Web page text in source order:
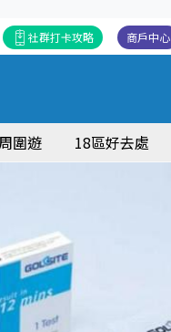
商戶中心
社群打卡攻略
圍遊 18區好去處